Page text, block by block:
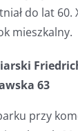
do lat 60.
mieszkalny.
63
przy